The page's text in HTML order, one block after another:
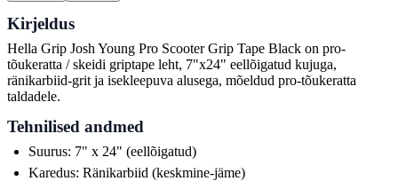
Kirjeldus
Hella Grip Josh Young Pro Scooter Grip Tape Black on pro-
tõukeratta / skeidi griptape leht, 7"x24" eellõigatud kujuga,
ränikarbiid-grit ja isekleepuva alusega, mõeldud pro-tõukeratta
taldadele.
Tehnilised andmed
Suurus: 7" x 24" (eellõigatud)
Karedus: Ränikarbiid (keskmine-jäme)